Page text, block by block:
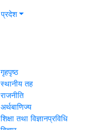
प्रदेश
गृहपृष्ठ
स्थानीय तह
राजनीति
अर्थबाणिज्य
शिक्षा तथा विज्ञानप्रविधि